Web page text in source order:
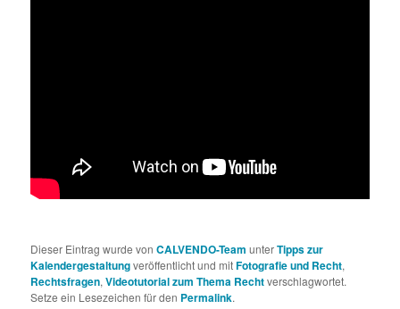
Dieser Eintrag wurde vonCALVENDO-Team unterTipps zur
Kalendergestaltungveröffentlicht und mitFotografie und Recht,
Rechtsfragen,Videotutorial zum Thema Rechtverschlagwortet.
Setze ein Lesezeichen für den Permalink.